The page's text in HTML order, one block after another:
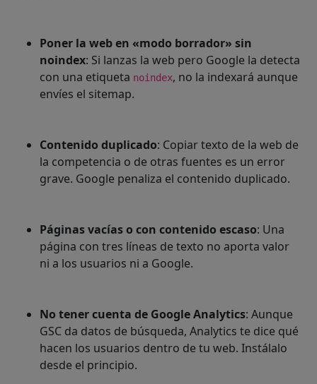
Poner la web en «modo borrador» sin
noindex: Si lanzas la web pero Google la detecta
con una etiqueta noindex, no la indexará aunque
envíes el sitemap.
Contenido duplicado: Copiar texto de la web de
la competencia o de otras fuentes es un error
grave. Google penaliza el contenido duplicado.
Páginas vacías o con contenido escaso: Una
página con tres líneas de texto no aporta valor
ni a los usuarios ni a Google.
No tener cuenta de Google Analytics: Aunque
GSC da datos de búsqueda, Analytics te dice qué
hacen los usuarios dentro de tu web. Instálalo
desde el principio.